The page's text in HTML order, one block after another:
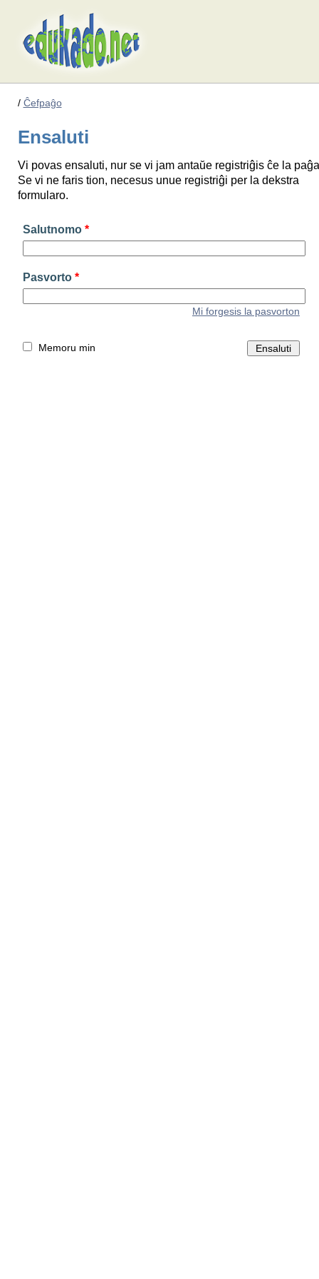
/ Ĉefpaĝo
Ensaluti
Vi povas ensaluti, nur se vi jam antaŭe registriĝis ĉe la
Se vi ne faris tion, necesus unue registriĝi per la dekstra
formularo.
Salutnomo *
Pasvorto *
Mi forgesis la pasvorton
Memoru min